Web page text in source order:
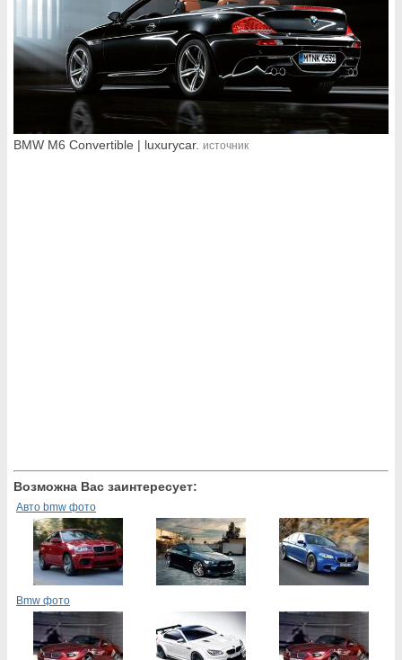
BMW M6 Convertible | luxurycar. источник
Возможна Вас заинтересует:
Авто bmw фото
Bmw фото